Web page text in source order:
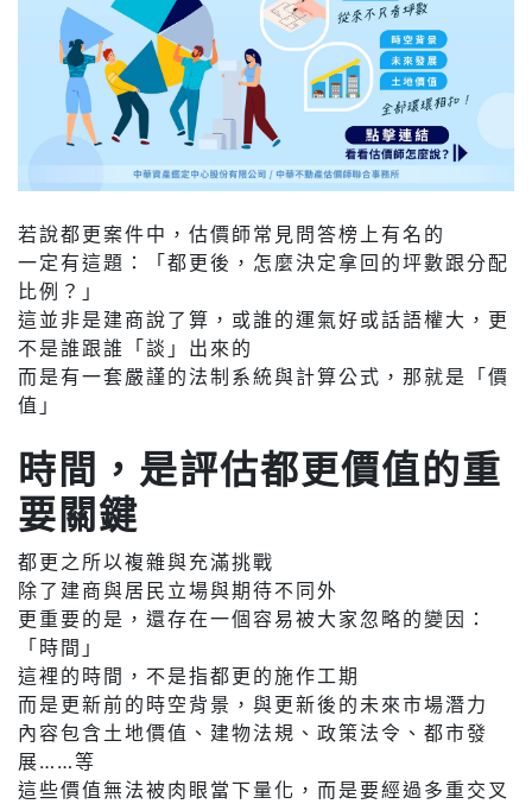
若說都更案件中，估價師常見問答榜上有名的
一定有這題：「都更後，怎麼決定拿回的坪數跟分配
比例？」
這並非是建商說了算，或誰的運氣好或話語權大，更
不是誰跟誰「談」出來的
而是有一套嚴謹的法制系統與計算公式，那就是「價
值」
時間，是評估都更價值的重
要關鍵
都更之所以複雜與充滿挑戰
除了建商與居民立場與期待不同外
更重要的是，還存在一個容易被大家忽略的變因：
「時間」
這裡的時間，不是指都更的施作工期
而是更新前的時空背景，與更新後的未來市場潛力
內容包含土地價值、建物法規、政策法令、都市發
展……等
這些價值無法被肉眼當下量化，而是要經過多重交叉